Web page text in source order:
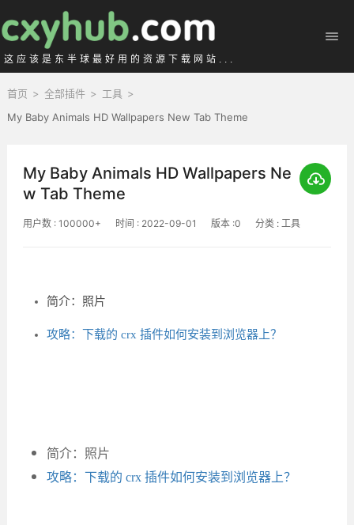
这应该是东半球最好用的资源下载网站...
首页 > 全部插件 > 工具 >
My Baby Animals HD Wallpapers New Tab Theme
My Baby Animals HD Wallpapers Ne
w Tab Theme
用户数 : 100000+ 时间 : 2022-09-01 版本 :0 分类 : 工具
简介：照片
攻略：下载的 crx 插件如何安装到浏览器上？
简介：照片
攻略：下载的 crx 插件如何安装到浏览器上？